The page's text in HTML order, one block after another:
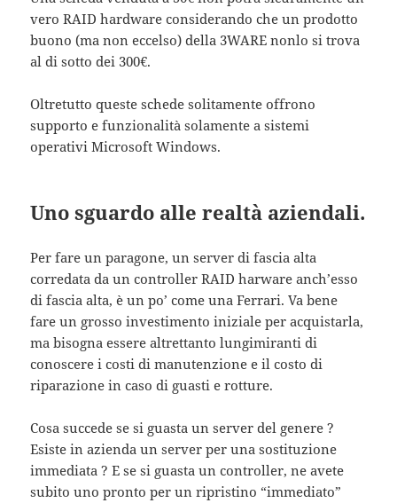
vero RAID hardware considerando che un prodotto
buono (ma non eccelso) della 3WARE nonlo si trova
al di sotto dei 300€.
Oltretutto queste schede solitamente offrono
supporto e funzionalità solamente a sistemi
operativi Microsoft Windows.
Uno sguardo alle realtà aziendali.
Per fare un paragone, un server di fascia alta
corredata da un controller RAID harware anch’esso
di fascia alta, è un po’ come una Ferrari. Va bene
fare un grosso investimento iniziale per acquistarla,
ma bisogna essere altrettanto lungimiranti di
conoscere i costi di manutenzione e il costo di
riparazione in caso di guasti e rotture.
Cosa succede se si guasta un server del genere ?
Esiste in azienda un server per una sostituzione
immediata ? E se si guasta un controller, ne avete
subito uno pronto per un ripristino “immediato”